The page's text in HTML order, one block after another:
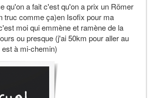
qu'on a fait c'est qu'on a prix un Römer
truc comme ça)en Isofix pour ma
moi qui emmène et ramène de la
ou presque (j'ai 50km pour aller au
à mi-chemin)